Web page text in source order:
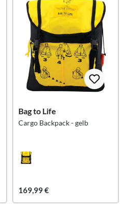
Bag to Life
Cargo Backpack - gelb
169,99 €